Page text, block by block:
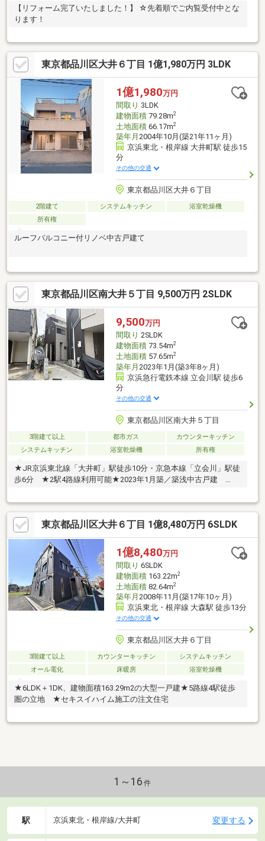
【リフォーム完了いたしました！】 ☆先着順でご内覧受付中とな
ります！
東京都品川区大井６丁目 1億1,980万円 3LDK
1億1,980万円
間取り 3LDK
建物面積79.28m2
土地面積66.17m2
築年月 2004年10月(築21年11ヶ月)
京浜東北・根岸線 大井町駅 徒歩15
分
その他の交通
東京都品川区大井６丁目
2階建て システムキッチン
浴室乾燥機
所有権
ルーフバルコニー付リノベ中古戸建て
東京都品川区南大井５丁目 9,500万円 2SLDK
9,500万円
間取り 2SLDK
建物面積73.54m2
土地面積57.65m2
築年月 2023年1月(築3年8ヶ月)
京浜急行電鉄本線 立会川駅 徒歩6
分
その他の交通
東京都品川区南大井５丁目
3階建て以上 都市ガス
カウンターキッチン
システムキッチン
浴室乾燥機 所有権
★JR京浜東北線「大井町」駅徒歩10分・京急本線「立会川」駅徒
歩6分 ★2駅4路線利用可能★2023年1月築／築浅中古戸建
★73.54m2／2SLDK
東京都品川区大井６丁目 1億8,480万円 6SLDK
1億8,480万円
間取り 6SLDK
建物面積163.22m2
土地面積82.64m2
築年月 2008年11月(築17年10ヶ月)
京浜東北・根岸線 大森駅 徒歩13分
その他の交通
東京都品川区大井６丁目
3階建て以上 カウンターキッチン
システムキッチン
オール電化
床暖房 浴室乾燥機
★6LDK＋1DK、建物面積163.29m2の大型一戸建★5路線4駅徒歩
圏の立地 ★セキスイハイム施工の注文住宅
1～16 件
駅 京浜東北・根岸線/大井町 変更する